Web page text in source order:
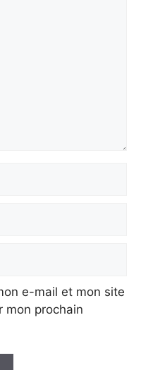
e-mail et mon site
mon prochain